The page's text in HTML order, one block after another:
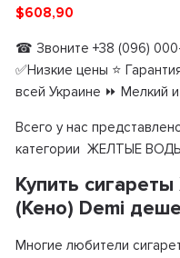
$608,90
☎ Звоните +38 (096)
✅Низкие цены ⭐
всей Украине ⏩ Мелкий
Всего у нас
категории ЖЕЛТЫЕ ВОДЫ
Купить
(Кено) Demi
Многие любители